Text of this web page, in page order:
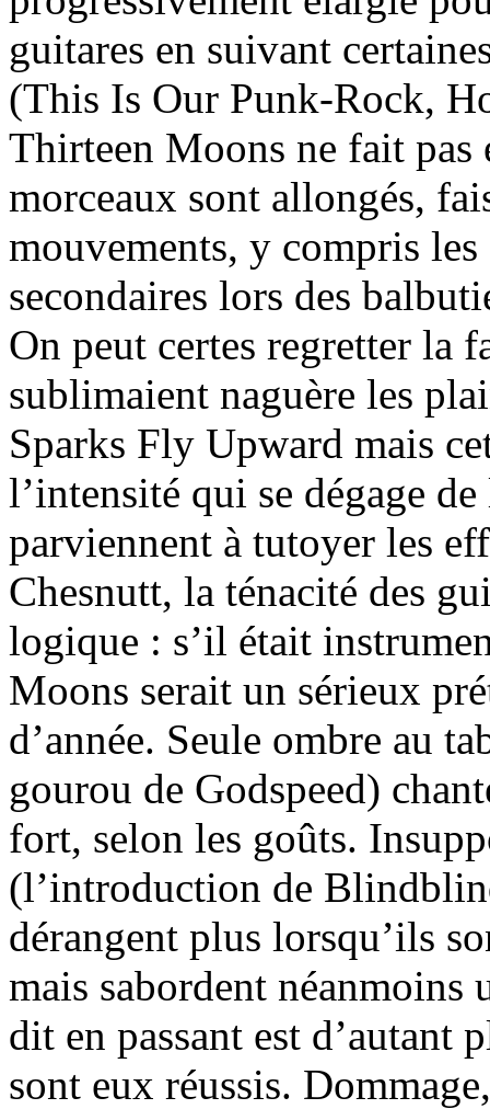
guitares en suivant
(This Is Our Punk-Rock,
Thirteen Moons ne fait pas
morceaux sont allongés,
mouvements, y compris
secondaires lors des
On peut certes regretter la
sublimaient naguère les
Sparks Fly Upward mais
l’intensité qui se dégage
parviennent à tutoyer les
Chesnutt, la ténacité des
logique : s’il était
Moons serait un sérieux
d’année. Seule ombre au
gourou de Godspeed)
fort, selon les goûts.
(l’introduction de
dérangent plus lorsqu’ils
mais sabordent néanmoins
dit en passant est d’autant
sont eux réussis.